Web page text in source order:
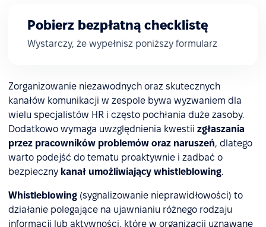
Pobierz bezpłatną checklistę
Wystarczy, że wypełnisz poniższy formularz
Zorganizowanie niezawodnych oraz skutecznych
kanałów komunikacji w zespole bywa wyzwaniem dla
wielu specjalistów HR i często pochłania duże zasoby.
Dodatkowo wymaga uwzględnienia kwestii zgłaszania
przez pracowników problemów oraz naruszeń, dlatego
warto podejść do tematu proaktywnie i zadbać o
bezpieczny kanał umożliwiający whistleblowing.
Whistleblowing (sygnalizowanie nieprawidłowości) to
działanie polegające na ujawnianiu różnego rodzaju
informacji lub aktywności, które w organizacji uznawane